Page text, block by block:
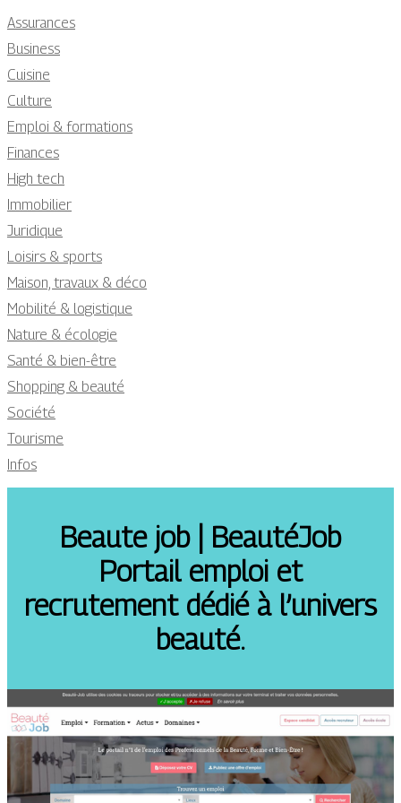
Assurances
Business
Cuisine
Culture
Emploi & formations
Finances
High tech
Immobilier
Juridique
Loisirs & sports
Maison, travaux & déco
Mobilité & logistique
Nature & écologie
Santé & bien-être
Shopping & beauté
Société
Tourisme
Infos
Beaute job | BeautéJob
Portail emploi et
recrutement dédié à l’univers
beauté.